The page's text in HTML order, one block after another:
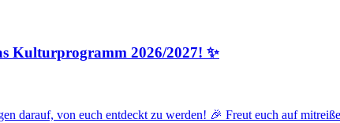
Kulturprogramm 2026/2027! ✨
darauf, von euch entdeckt zu werden! 🎉 Freut euch auf